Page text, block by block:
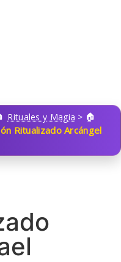
Rituales y Magia >
Ritualizado Arcángel